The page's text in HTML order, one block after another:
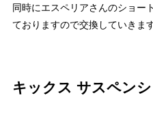
同時にエスペリアさんのショー
ておりますので交換していきます
キックス サスペン